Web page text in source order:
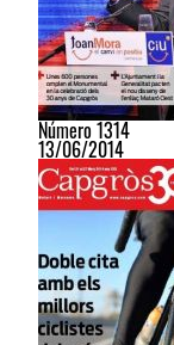
Número 1314
13/06/2014